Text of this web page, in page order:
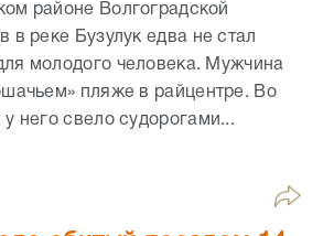
районе Волгоградской
в реке Бузулук едва не стал
молодого человека. Мужчина
пляже в райцентре. Во
него свело судорогами...